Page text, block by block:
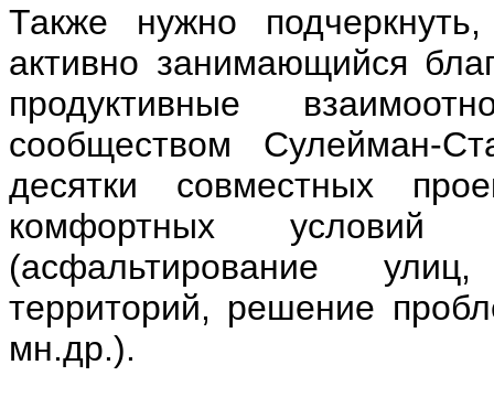
Также нужно
активно занимающийся
продуктивные
сообществом Сулейман-
десятки совместных
комфортных условий
(асфальтирование
территорий, решение
мн.др.).